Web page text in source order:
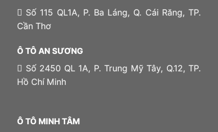
Số 115 QL1A, P. Ba Láng, Q. Cái Răng, TP.
Cần Thơ
Ô TÔ AN SƯƠNG
Số 2450 QL 1A, P. Trung Mỹ Tây, Q.12, TP.
Hồ Chí Minh
Ô TÔ MINH TÂM